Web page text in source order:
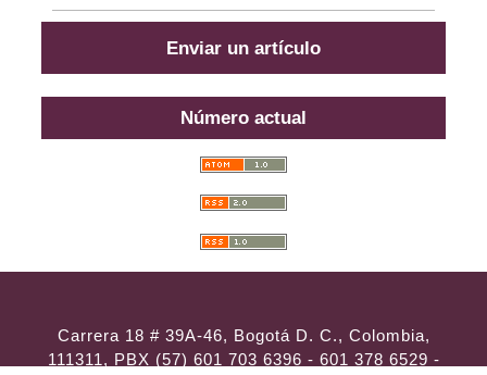
Enviar un artículo
Número actual
Carrera 18 # 39A-46, Bogotá D. C., Colombia,
111311, PBX (57) 601 703 6396 - 601 378 6529 -